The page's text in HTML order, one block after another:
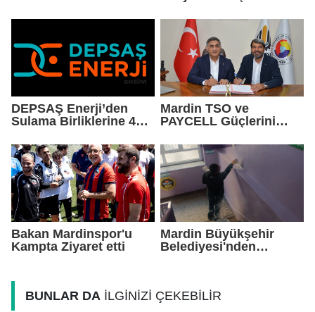
Farkındalık Çağrısı
Taşıdı
DEPSAŞ Enerji’den
Sulama Birliklerine 48
Mardin TSO ve
PAYCELL Güçlerini
Bakan Mardinspor'u
Kampta Ziyaret etti
Mardin Büyükşehir
Belediyesi'nden
BUNLAR DA İLGİNİZİ ÇEKEBİLİR